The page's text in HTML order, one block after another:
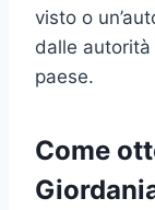
visto o
dalle autorità
paese.
Come